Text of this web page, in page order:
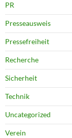
PR
Presseausweis
Pressefreiheit
Recherche
Sicherheit
Technik
Uncategorized
Verein